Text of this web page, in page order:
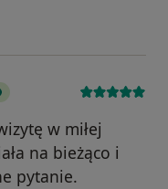
w miłej
na bieżąco i
pytanie.